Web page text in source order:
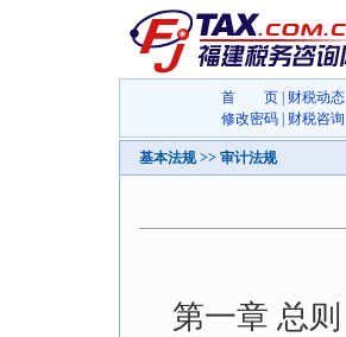
首 页 财税动态
修改密码
财税咨询
基本法规 >> 审计法规
第一章 总则